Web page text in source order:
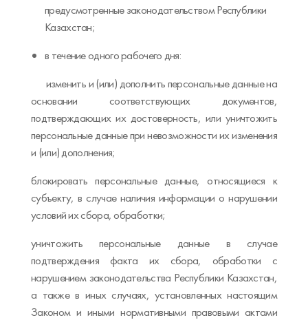
предусмотренные законодательством Республики
Казахстан;
в течение одного рабочего дня:
изменить и (или) дополнить персональные данные на
основании соответствующих документов,
подтверждающих их достоверность, или уничтожить
персональные данные при невозможности их изменения
и (или) дополнения;
блокировать персональные данные, относящиеся к
субъекту, в случае наличия информации о нарушении
условий их сбора, обработки;
уничтожить персональные данные в случае
подтверждения факта их сбора, обработки с
нарушением законодательства Республики Казахстан,
а также в иных случаях, установленных настоящим
Законом и иными нормативными правовыми актами